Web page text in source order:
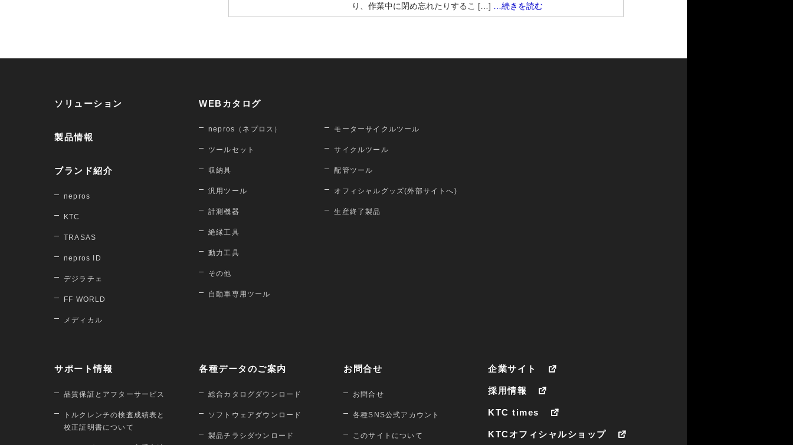
り、作業中に閉め忘れたりするこ […]
…続きを読む
ソリューション
製品情報
ブランド紹介
nepros
KTC
TRASAS
nepros ID
デジラチェ
FF WORLD
メディカル
WEBカタログ
nepros（ネプロス）
ツールセット
収納具
汎用ツール
計測機器
絶縁工具
動力工具
その他
自動車専用ツール
モーターサイクルツール
サイクルツール
配管ツール
オフィシャルグッズ(外部サイトへ)
生産終了製品
サポート情報
品質保証とアフターサービス
トルクレンチの検査成績表と
校正証明書について
各種データのご案内
総合カタログダウンロード
ソフトウェアダウンロード
製品チラシダウンロード
お問合せ
お問合せ
各種SNS公式アカウント
このサイトについて
企業サイト
採用情報
KTC times
KTCオフィシャルショップ